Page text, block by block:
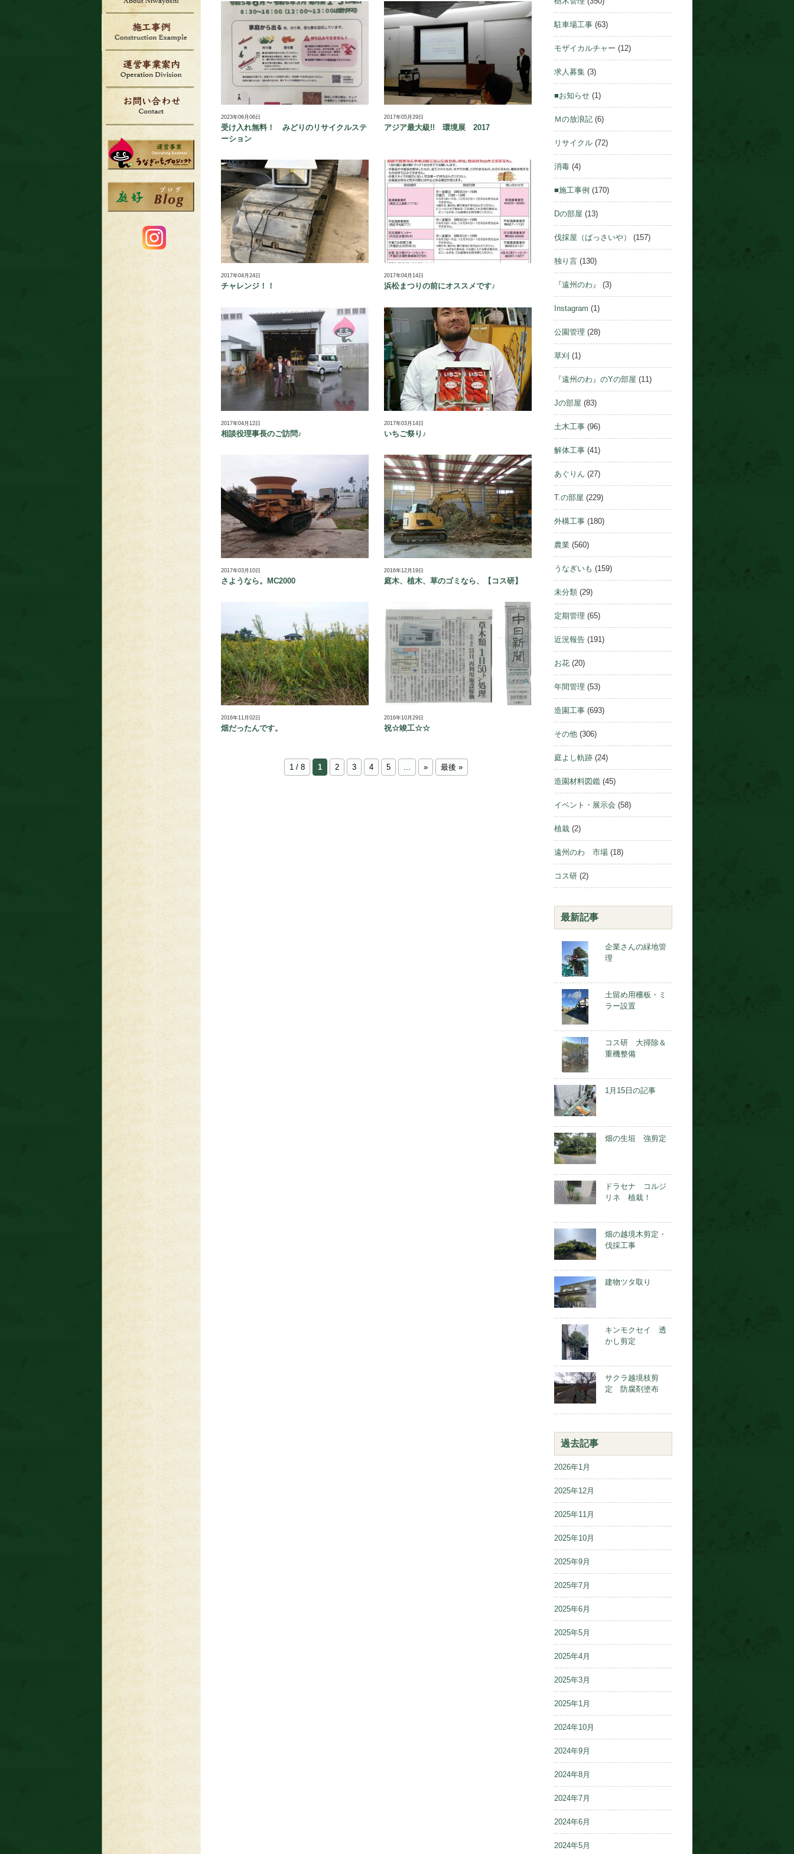
2023年06月06日
受け入れ無料！ みどりのリサイクルステ
ーション
2017年05月29日
アジア最大級!! 環境展 2017
2017年04月24日
チャレンジ！！
2017年04月14日
浜松まつりの前にオススメです♪
2017年04月12日
相談役理事長のご訪問♪
2017年03月14日
いちご祭り♪
2017年03月10日
さようなら。MC2000
2016年12月19日
庭木、植木、草のゴミなら、【コス研】
2016年11月02日
畑だったんです。
2016年10月29日
祝☆竣工☆☆
1 / 8 1 2 3 4 5 » 最後 »
駐車場工事 (63)
モザイカルチャー (12)
求人募集 (3)
■お知らせ (1)
Ｍの放浪記 (6)
リサイクル (72)
消毒 (4)
■施工事例 (170)
Dの部屋 (13)
伐採屋（ばっさいや） (157)
独り言 (130)
『遠州のわ』 (3)
Instagram (1)
公園管理 (28)
草刈 (1)
『遠州のわ』のYの部屋 (11)
Jの部屋 (83)
土木工事 (96)
解体工事 (41)
あぐりん (27)
T.の部屋 (229)
外構工事 (180)
農業 (560)
うなぎいも (159)
未分類 (29)
定期管理 (65)
近況報告 (191)
お花 (20)
年間管理 (53)
造園工事 (693)
その他 (306)
庭よし軌跡 (24)
造園材料図鑑 (45)
イベント・展示会 (58)
植栽 (2)
遠州のわ 市場 (18)
コス研 (2)
最新記事
企業さんの緑地管
理
土留め用柵板・ミ
ラー設置
コス研 大掃除＆
重機整備
1月15日の記事
畑の生垣 強剪定
ドラセナ コルジ
リネ 植栽！
畑の越境木剪定・
伐採工事
建物ツタ取り
キンモクセイ 透
かし剪定
サクラ越境枝剪
定 防腐剤塗布
過去記事
2026年1月
2025年12月
2025年11月
2025年10月
2025年9月
2025年7月
2025年6月
2025年5月
2025年4月
2025年3月
2025年1月
2024年10月
2024年9月
2024年8月
2024年7月
2024年6月
2024年5月